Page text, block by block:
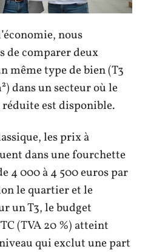
nous
de comparer deux
même type de bien (T3
dans un secteur où le
réduite est disponible.
les prix à
dans une fourchette
4 000 à 4 500 euros par
le quartier et le
un T3, le budget
(TVA 20 %) atteint
qui exclut une part